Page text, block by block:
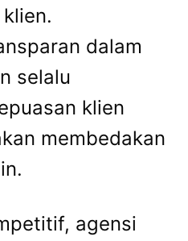
dalam
selalu
klien
membedakan
agensi